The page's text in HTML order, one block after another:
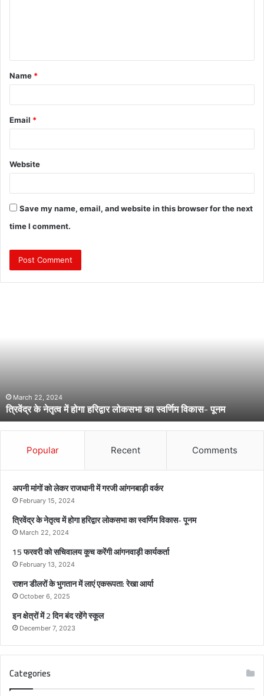
t
*
Name *
Email *
Website
Save my name, email, and website in this browser for the next
time I comment.
गा
ह
रि
लो
म
March 22, 2024
त्रिवेंद्र के नेतृत्व में होगा हरिद्वार लोकसभा का स्वर्णिम विकास- पूनम
Popular Recent Comments
अपनी मांगों को लेकर राजधानी में गरजी आंगनबाड़ी वर्कर
February 15, 2024
त्रिवेंद्र के नेतृत्व में होगा हरिद्वार लोकसभा का स्वर्णिम विकास- पूनम
March 22, 2024
15 फरवरी को सचिवालय कूच करेंगी आंगनवाड़ी कार्यकर्ता
February 13, 2024
राशन डीलरों के भुगतान में लाएं एकरूपता: रेखा आर्या
October 6, 2025
इन क्षेत्रों में 2 दिन बंद रहेंगे स्कूल
December 7, 2023
Categories